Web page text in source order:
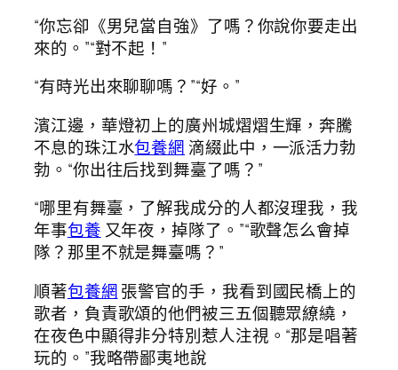
“你忘卻《男兒當自強》了嗎？你說你要走出
來的。”“對不起！”
“有時光出來聊聊嗎？”“好。”
濱江邊，華燈初上的廣州城熠熠生輝，奔騰
不息的珠江水包養網 滴綴此中，一派活力勃
勃。“你出往后找到舞臺了嗎？”
“哪里有舞臺，了解我成分的人都沒理我，我
年事包養 又年夜，掉隊了。”“歌聲怎么會掉
隊？那里不就是舞臺嗎？”
順著包養網張警官的手，我看到國民橋上的
歌者，負責歌頌的他們被三五個聽眾繚繞，
在夜色中顯得非分特別惹人注視。“那是唱著
玩的。”我略帶鄙夷地說